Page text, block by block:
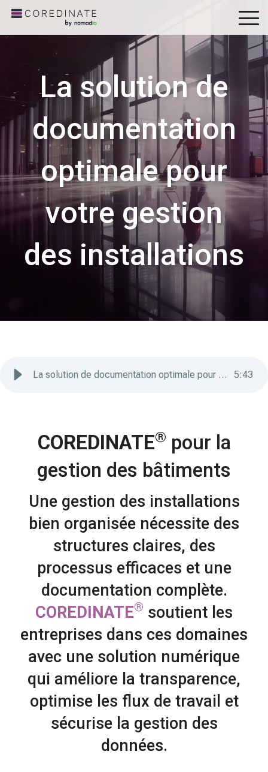
La solution de
documentation
optimale pour
votre gestion
des installations
La solution de documentation optimale pour votre Facility Management 5:43
COREDINATE® pour la
gestion des bâtiments
Une gestion des installations
bien organisée nécessite des
structures claires, des
processus efficaces et une
documentation complète.
COREDINATE® soutient les
entreprises dans ces domaines
avec une solution numérique
qui améliore la transparence,
optimise les flux de travail et
sécurise la gestion des
données.